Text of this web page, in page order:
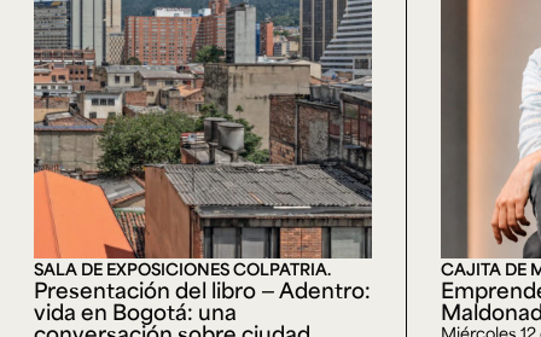
SALA DE EXPOSICIONES COLPATRIA.
Presentación del libro — Adentro:
vida en Bogotá: una
CAJITA DE